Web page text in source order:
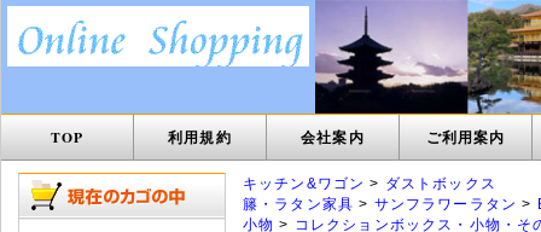
TOP 利用規約 会社案内 ご利用案内
キッチン&ワゴン > ダストボックス
籐・ラタン家具 > サンフラワーラタン >
小物 >
コレクションボックス・小物・そ